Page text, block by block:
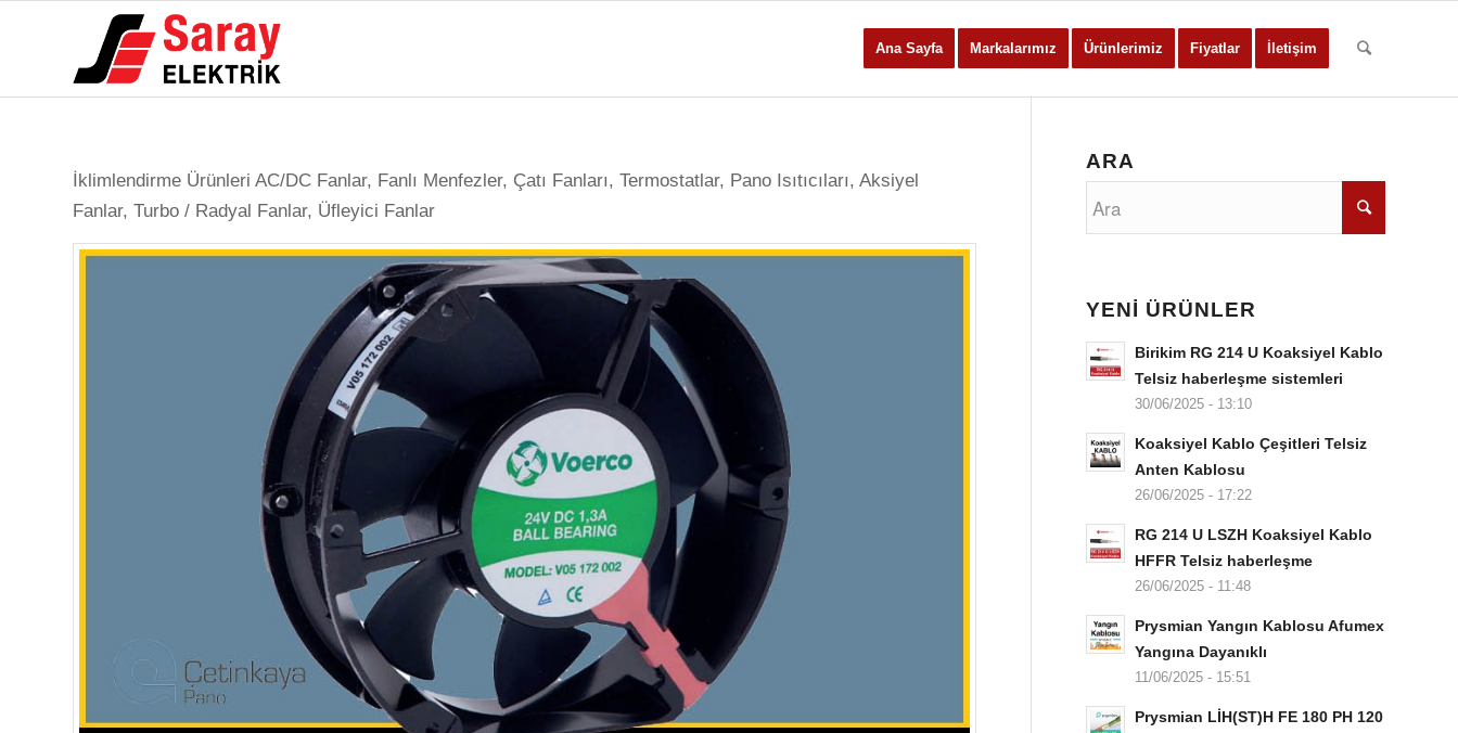
Ana Sayfa Markalarımız Ürünlerimiz Fiyatlar İletişim
İklimlendirme Ürünleri AC/DC Fanlar, Fanlı Menfezler, Çatı Fanları, Termostatlar, Pano Isıtıcıları, Aksiyel
Fanlar, Turbo / Radyal Fanlar, Üfleyici Fanlar
ARA
YENİ ÜRÜNLER
Birikim RG 214 U Koaksiyel Kablo
Telsiz haberleşme sistemleri
30/06/2025 - 13:10
Koaksiyel Kablo Çeşitleri Telsiz
Anten Kablosu
26/06/2025 - 17:22
RG 214 U LSZH Koaksiyel Kablo
HFFR Telsiz haberleşme
26/06/2025 - 11:48
Prysmian Yangın Kablosu Afumex
Yangına Dayanıklı
11/06/2025 - 15:51
Prysmian LİH(ST)H FE 180 PH 120